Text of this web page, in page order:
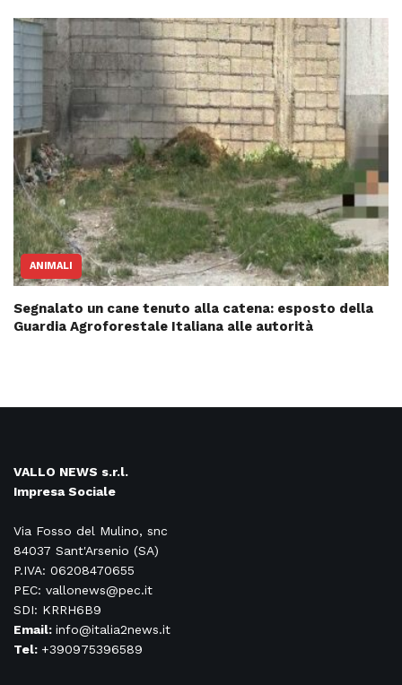
ANIMALI
Segnalato un cane tenuto alla catena: esposto della
Guardia Agroforestale Italiana alle autorità
VALLO NEWS s.r.l.
Impresa Sociale
Via Fosso del Mulino, snc
84037 Sant'Arsenio (SA)
P.IVA: 06208470655
PEC: vallonews@pec.it
SDI: KRRH6B9
Email: info@italia2news.it
Tel: +390975396589